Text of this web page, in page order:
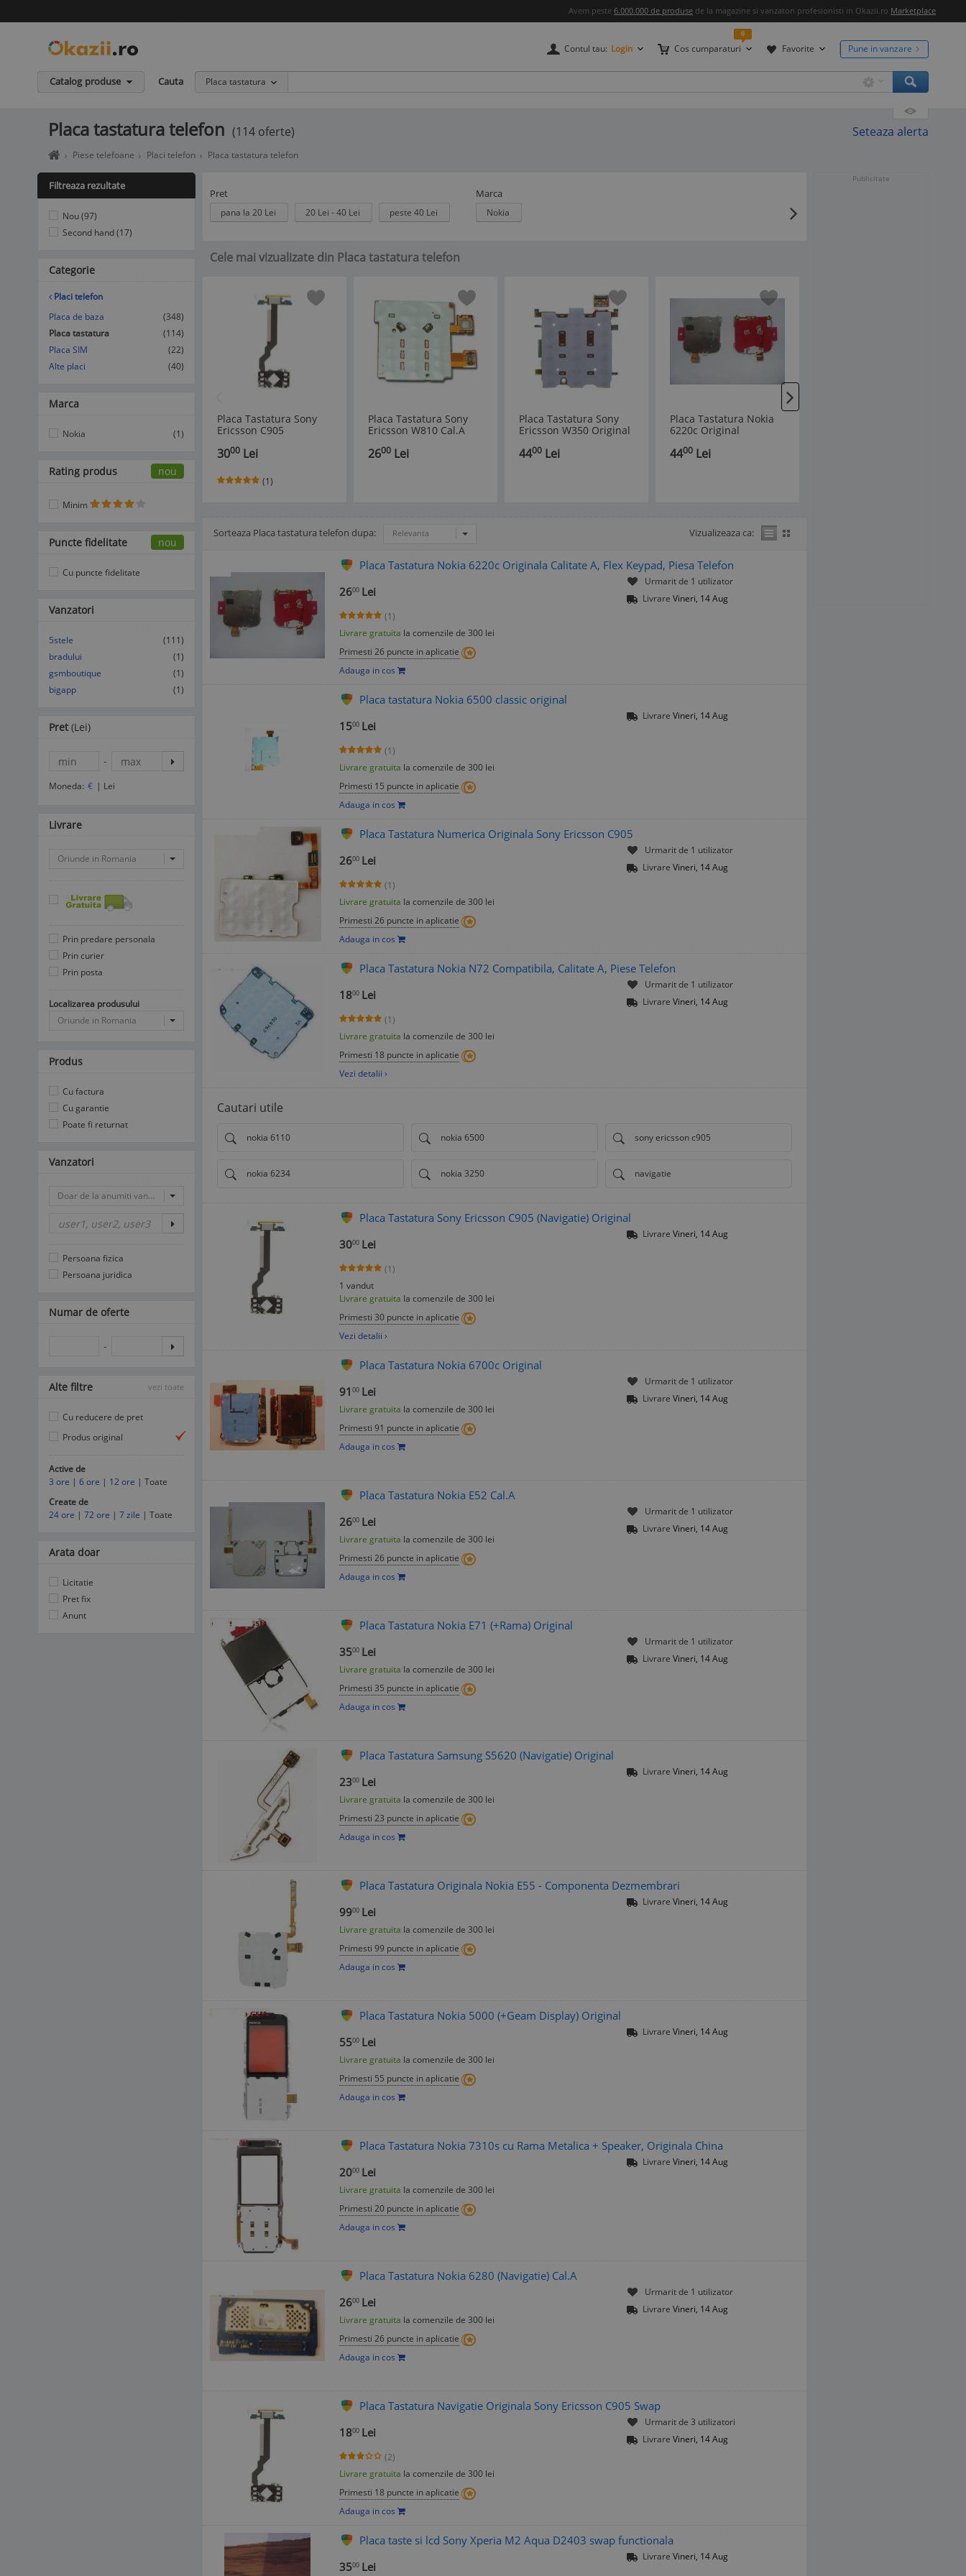
Avem peste 6.000.000 de produse de la magazine si vanzatori profesionisti in Okazii.ro Marketplace
Contul tau: Login Cos cumparaturi
0
Favorite Pune in vanzare
Catalog produse Cauta Placa tastatura
Placa tastatura telefon (114 oferte) Seteaza alerta
Home
-
in
siguranta
vanzatori
incredere
Piese telefoane Placi telefon Placa tastatura telefon
Pret
pana la 20 Lei 20 Lei - 40 Lei peste 40 Lei
Marca
Nokia
Cele mai vizualizate din Placa tastatura telefon
Placa Tastatura Sony
Ericsson C905
3000 Lei
(1)
Placa Tastatura Sony
Ericsson W810 Cal.A
2600 Lei
Placa Tastatura Sony
Ericsson W350 Original
4400 Lei
Placa Tastatura Nokia
6220c Original
4400 Lei
Sorteaza Placa tastatura telefon dupa: Relevanta Vizualizeaza ca:
Afisare ListaAfisare galerie
Placa Tastatura Nokia 6220c Originala Calitate A, Flex Keypad, Piesa Telefon
2600 Lei
(1)
Livrare gratuita la comenzile de 300 lei
Primesti 26 puncte in aplicatie
Adauga in cos
Urmarit de 1 utilizator
Livrare Vineri, 14 Aug
Placa tastatura Nokia 6500 classic original
1500 Lei
(1)
Livrare gratuita la comenzile de 300 lei
Primesti 15 puncte in aplicatie
Adauga in cos
Livrare Vineri, 14 Aug
Placa Tastatura Numerica Originala Sony Ericsson C905
2600 Lei
(1)
Livrare gratuita la comenzile de 300 lei
Primesti 26 puncte in aplicatie
Adauga in cos
Urmarit de 1 utilizator
Livrare Vineri, 14 Aug
Placa Tastatura Nokia N72 Compatibila, Calitate A, Piese Telefon
1800 Lei
(1)
Livrare gratuita la comenzile de 300 lei
Primesti 18 puncte in aplicatie
Vezi detalii ›
Urmarit de 1 utilizator
Livrare Vineri, 14 Aug
Cautari utile
nokia 6110 nokia 6500 sony ericsson c905
nokia 6234 nokia 3250 navigatie
Placa Tastatura Sony Ericsson C905 (Navigatie) Original
3000 Lei
(1)
1 vandut
Livrare gratuita la comenzile de 300 lei
Primesti 30 puncte in aplicatie
Vezi detalii ›
Livrare Vineri, 14 Aug
Placa Tastatura Nokia 6700c Original
91 00 Lei
Livrare gratuita la comenzile de 300 lei
Primesti 91 puncte in aplicatie
Adauga in cos
Urmarit de 1 utilizator
Livrare Vineri, 14 Aug
Placa Tastatura Nokia E52 Cal.A
2600 Lei
Livrare gratuita la comenzile de 300 lei
Primesti 26 puncte in aplicatie
Adauga in cos
Urmarit de 1 utilizator
Livrare Vineri, 14 Aug
Placa Tastatura Nokia E71 (+Rama) Original
3500 Lei
Livrare gratuita la comenzile de 300 lei
Primesti 35 puncte in aplicatie
Adauga in cos
Urmarit de 1 utilizator
Livrare Vineri, 14 Aug
Placa Tastatura Samsung S5620 (Navigatie) Original
2300 Lei
Livrare gratuita la comenzile de 300 lei
Primesti 23 puncte in aplicatie
Adauga in cos
Livrare Vineri, 14 Aug
Placa Tastatura Originala Nokia E55 - Componenta Dezmembrari
9900 Lei
Livrare gratuita la comenzile de 300 lei
Primesti 99 puncte in aplicatie
Adauga in cos
Livrare Vineri, 14 Aug
Placa Tastatura Nokia 5000 (+Geam Display) Original
5500 Lei
Livrare gratuita la comenzile de 300 lei
Primesti 55 puncte in aplicatie
Adauga in cos
Livrare Vineri, 14 Aug
Placa Tastatura Nokia 7310s cu Rama Metalica + Speaker, Originala China
2000 Lei
Livrare gratuita la comenzile de 300 lei
Primesti 20 puncte in aplicatie
Adauga in cos
Livrare Vineri, 14 Aug
Placa Tastatura Nokia 6280 (Navigatie) Cal.A
2600 Lei
Livrare gratuita la comenzile de 300 lei
Primesti 26 puncte in aplicatie
Adauga in cos
Urmarit de 1 utilizator
Livrare Vineri, 14 Aug
Placa Tastatura Navigatie Originala Sony Ericsson C905 Swap
1800 Lei
(2)
Livrare gratuita la comenzile de 300 lei
Primesti 18 puncte in aplicatie
Adauga in cos
Urmarit de 3 utilizatori
Livrare Vineri, 14 Aug
Placa taste si lcd Sony Xperia M2 Aqua D2403 swap functionala
3500 Lei
Livrare Vineri, 14 Aug
Filtreaza rezultate
Nou (97)
Second hand (17)
Categorie
Placi telefon
Placa de baza
(348)
Placa tastatura
(114)
Placa SIM
(22)
Alte placi
(40)
Marca
Nokia (1)
Rating produs nou
Minim
Puncte fidelitate nou
Cu puncte fidelitate
Vanzatori
5stele
(111)
bradului
(1)
gsmboutique
(1)
bigapp
(1)
Pret (Lei)
-
Moneda: € | Lei
Livrare
Oriunde in Romania
Prin predare personala
Prin curier
Prin posta
Localizarea produsului
Oriunde in Romania
Produs
Cu factura
Cu garantie
Poate fi returnat
Vanzatori
Doar de la anumiti vanzatori
Persoana fizica
Persoana juridica
Numar de oferte
-
Alte filtre vezi toate
Cu reducere de pret
Produs original
Active de
3 ore | 6 ore | 12 ore | Toate
Create de
24 ore | 72 ore | 7 zile | Toate
Arata doar
Licitatie
Pret fix
Anunt
Publicitate